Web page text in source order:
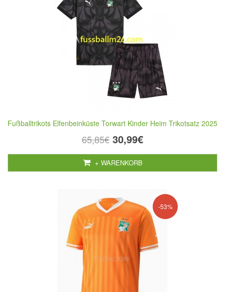
Fußballtrikots Elfenbeinküste Torwart Kinder Heim Trikotsatz 2025
65,85€ 30,99€
+ WARENKORB
-53%